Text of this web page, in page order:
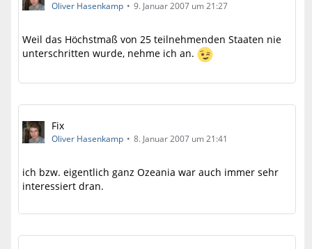
Oliver Hasenkamp 9. Januar 2007 um 21:27
Weil das Höchstmaß von 25 teilnehmenden Staaten nie
unterschritten wurde, nehme ich an.
Fix
Oliver Hasenkamp 8. Januar 2007 um 21:41
ich bzw. eigentlich ganz Ozeania war auch immer sehr
interessiert dran.